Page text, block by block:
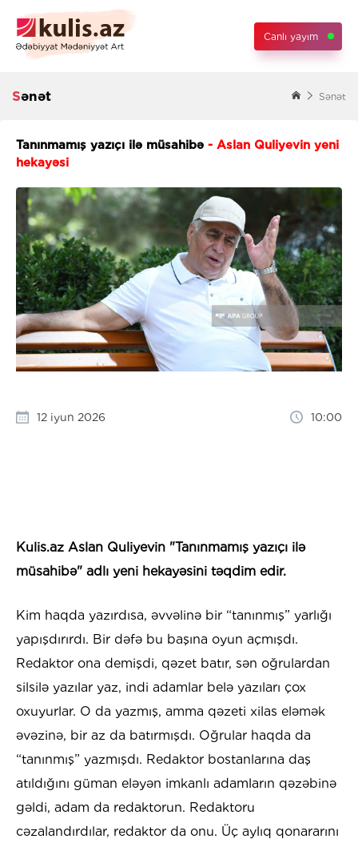
Canlı yayım
Sənət Sənət
Tanınmamış yazıçı ilə müsahibə - Aslan Quliyevin yeni
hekayəsi
12 iyun 2026 10:00
Kulis.az Aslan Quliyevin "Tanınmamış yazıçı ilə
müsahibə" adlı yeni hekayəsini təqdim edir.
Kim haqda yazırdısa, əvvəlinə bir “tanınmış” yarlığı
yapışdırırdı. Bir dəfə bu başına oyun açmışdı.
Redaktor ona demişdi, qəzet batır, sən oğrulardan
silsilə yazılar yaz, indi adamlar belə yazıları çox
oxuyurlar. O da yazmış, amma qəzeti xilas eləmək
əvəzinə, bir az da batırmışdı. Oğrular haqda da
“tanınmış” yazmışdı. Redaktor bostanlarına daş
atıldığını güman eləyən imkanlı adamların qəzəbinə
gəldi, adam da redaktorun. Redaktoru
cəzalandırdılar, redaktor da onu. Üç aylıq qonararını